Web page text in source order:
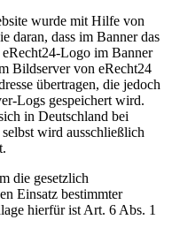
wurde mit Hilfe von
daran, dass im Banner das
Logo im Banner
Bildserver von eRecht24
übertragen, die jedoch
Logs gespeichert wird.
in Deutschland bei
wird ausschließlich
die gesetzlich
Einsatz bestimmter
hierfür ist Art. 6 Abs. 1